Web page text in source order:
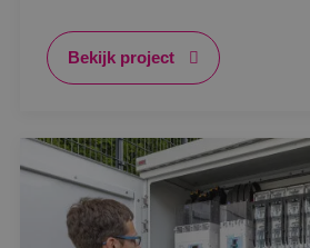
Bekijk project